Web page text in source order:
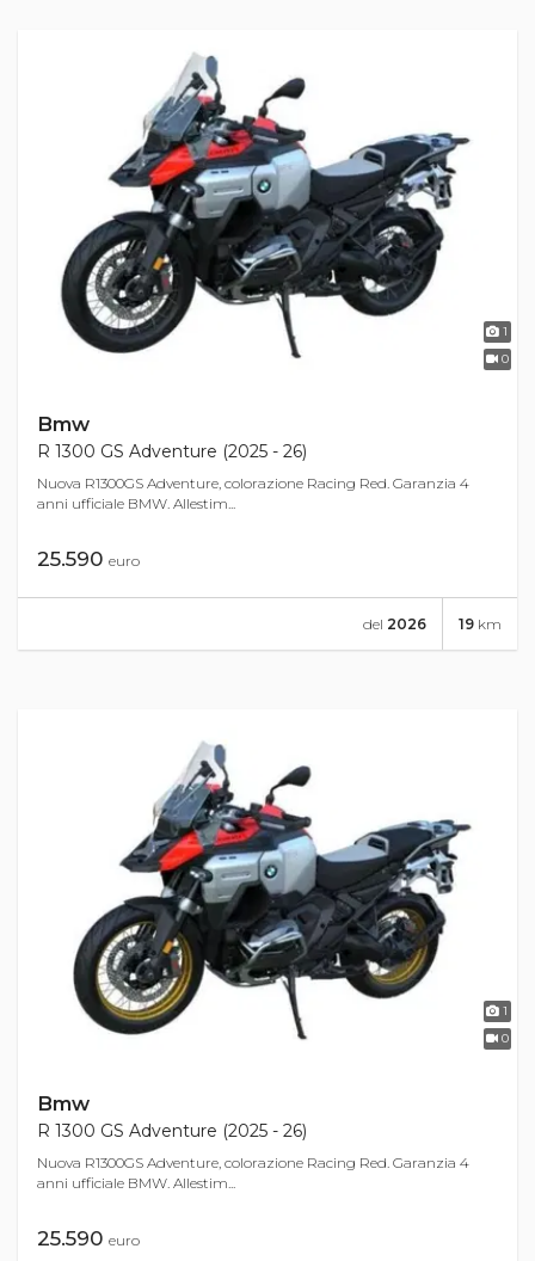
1
0
Bmw
R 1300 GS Adventure (2025 - 26)
Nuova R1300GS Adventure, colorazione Racing Red. Garanzia 4
anni ufficiale BMW. Allestim...
25.590 euro
19 km
del 2026
1
0
Bmw
R 1300 GS Adventure (2025 - 26)
Nuova R1300GS Adventure, colorazione Racing Red. Garanzia 4
anni ufficiale BMW. Allestim...
25.590 euro